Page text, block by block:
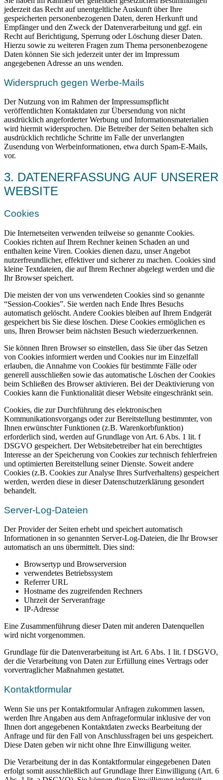
jederzeit das Recht auf unentgeltliche Auskunft über Ihre
gespeicherten personenbezogenen Daten, deren Herkunft und
Empfänger und den Zweck der Datenverarbeitung und ggf. ein
Recht auf Berichtigung, Sperrung oder Löschung dieser Daten.
Hierzu sowie zu weiteren Fragen zum Thema personenbezogene
Daten können Sie sich jederzeit unter der im Impressum
angegebenen Adresse an uns wenden.
Widerspruch gegen Werbe-Mails
Der Nutzung von im Rahmen der Impressumspflicht
veröffentlichten Kontaktdaten zur Übersendung von nicht
ausdrücklich angeforderter Werbung und Informationsmaterialien
wird hiermit widersprochen. Die Betreiber der Seiten behalten sich
ausdrücklich rechtliche Schritte im Falle der unverlangten
Zusendung von Werbeinformationen, etwa durch Spam-E-Mails,
vor.
3. DATENERFASSUNG AUF UNSERER
WEBSITE
Cookies
Die Internetseiten verwenden teilweise so genannte Cookies.
Cookies richten auf Ihrem Rechner keinen Schaden an und
enthalten keine Viren. Cookies dienen dazu, unser Angebot
nutzerfreundlicher, effektiver und sicherer zu machen. Cookies sind
kleine Textdateien, die auf Ihrem Rechner abgelegt werden und die
Ihr Browser speichert.
Die meisten der von uns verwendeten Cookies sind so genannte
“Session-Cookies”. Sie werden nach Ende Ihres Besuchs
automatisch gelöscht. Andere Cookies bleiben auf Ihrem Endgerät
gespeichert bis Sie diese löschen. Diese Cookies ermöglichen es
uns, Ihren Browser beim nächsten Besuch wiederzuerkennen.
Sie können Ihren Browser so einstellen, dass Sie über das Setzen
von Cookies informiert werden und Cookies nur im Einzelfall
erlauben, die Annahme von Cookies für bestimmte Fälle oder
generell ausschließen sowie das automatische Löschen der Cookies
beim Schließen des Browser aktivieren. Bei der Deaktivierung von
Cookies kann die Funktionalität dieser Website eingeschränkt sein.
Cookies, die zur Durchführung des elektronischen
Kommunikationsvorgangs oder zur Bereitstellung bestimmter, von
Ihnen erwünschter Funktionen (z.B. Warenkorbfunktion)
erforderlich sind, werden auf Grundlage von Art. 6 Abs. 1 lit. f
DSGVO gespeichert. Der Websitebetreiber hat ein berechtigtes
Interesse an der Speicherung von Cookies zur technisch fehlerfreien
und optimierten Bereitstellung seiner Dienste. Soweit andere
Cookies (z.B. Cookies zur Analyse Ihres Surfverhaltens) gespeichert
werden, werden diese in dieser Datenschutzerklärung gesondert
behandelt.
Server-Log-Dateien
Der Provider der Seiten erhebt und speichert automatisch
Informationen in so genannten Server-Log-Dateien, die Ihr Browser
automatisch an uns übermittelt. Dies sind:
Browsertyp und Browserversion
verwendetes Betriebssystem
Referrer URL
Hostname des zugreifenden Rechners
Uhrzeit der Serveranfrage
IP-Adresse
Eine Zusammenführung dieser Daten mit anderen Datenquellen
wird nicht vorgenommen.
Grundlage für die Datenverarbeitung ist Art. 6 Abs. 1 lit. f DSGVO,
der die Verarbeitung von Daten zur Erfüllung eines Vertrags oder
vorvertraglicher Maßnahmen gestattet.
Kontaktformular
Wenn Sie uns per Kontaktformular Anfragen zukommen lassen,
werden Ihre Angaben aus dem Anfrageformular inklusive der von
Ihnen dort angegebenen Kontaktdaten zwecks Bearbeitung der
Anfrage und für den Fall von Anschlussfragen bei uns gespeichert.
Diese Daten geben wir nicht ohne Ihre Einwilligung weiter.
Die Verarbeitung der in das Kontaktformular eingegebenen Daten
erfolgt somit ausschließlich auf Grundlage Ihrer Einwilligung (Art. 6